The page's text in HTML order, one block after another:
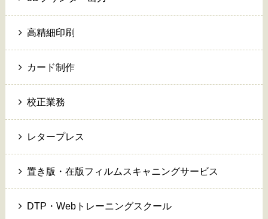
高精細印刷
カード制作
校正業務
レタープレス
置き版・在版フィルムスキャニングサービス
DTP・Webトレーニングスクール